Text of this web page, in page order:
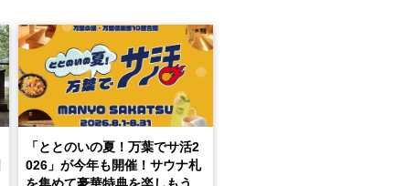
「ととのいの夏！万葉でサ活2
026」が今年も開催！サウナ札